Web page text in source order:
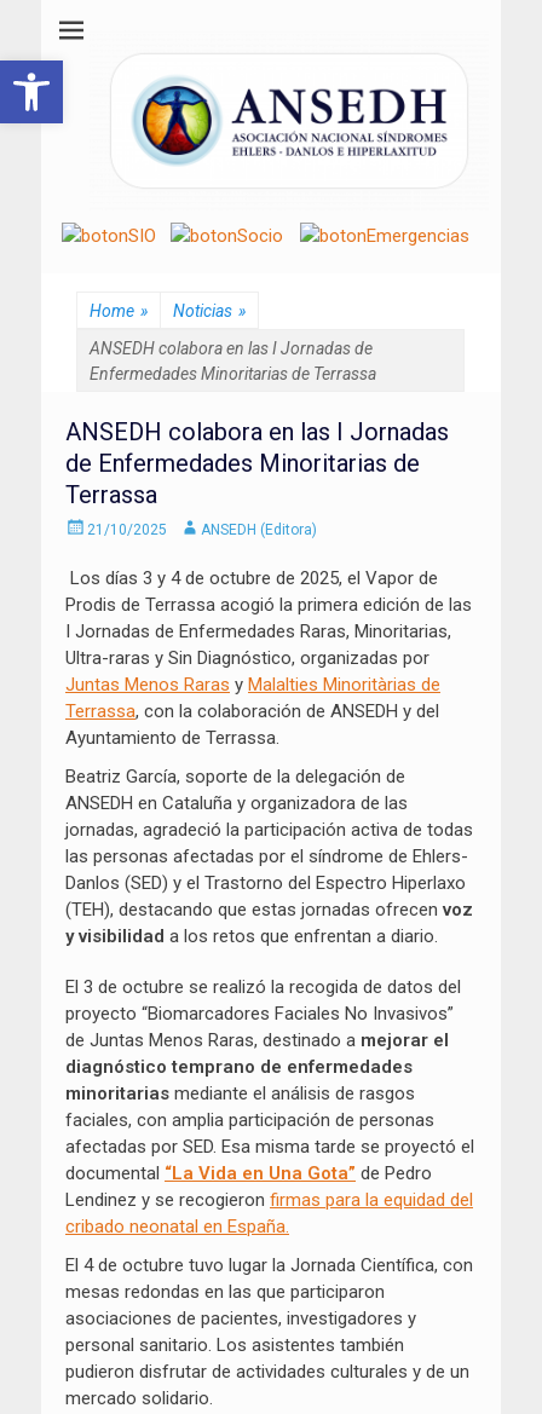
Abrir barra de herramientas
Home » Noticias »
ANSEDH colabora en las I Jornadas de
Enfermedades Minoritarias de Terrassa
ANSEDH colabora en las I Jornadas
de Enfermedades Minoritarias de
Terrassa
Enviado
21/10/2025 AutorANSEDH (Editora)
Los días 3 y 4 de octubre de 2025, el Vapor de
Prodis de Terrassa acogió la primera edición de las
I Jornadas de Enfermedades Raras, Minoritarias,
Ultra-raras y Sin Diagnóstico, organizadas por
Juntas Menos Raras y Malalties Minoritàrias de
Terrassa, con la colaboración de ANSEDH y del
Ayuntamiento de Terrassa.
Beatriz García, soporte de la delegación de
ANSEDH en Cataluña y organizadora de las
jornadas, agradeció la participación activa de todas
las personas afectadas por el síndrome de Ehlers-
Danlos (SED) y el Trastorno del Espectro Hiperlaxo
(TEH), destacando que estas jornadas ofrecen voz
y visibilidad a los retos que enfrentan a diario.
El 3 de octubre se realizó la recogida de datos del
proyecto “Biomarcadores Faciales No Invasivos”
de Juntas Menos Raras, destinado a mejorar el
diagnóstico temprano de enfermedades
minoritarias mediante el análisis de rasgos
faciales, con amplia participación de personas
afectadas por SED. Esa misma tarde se proyectó el
documental “La Vida en Una Gota” de Pedro
Lendinez y se recogieron firmas para la equidad del
cribado neonatal en España.
El 4 de octubre tuvo lugar la Jornada Científica, con
mesas redondas en las que participaron
asociaciones de pacientes, investigadores y
personal sanitario. Los asistentes también
pudieron disfrutar de actividades culturales y de un
mercado solidario.